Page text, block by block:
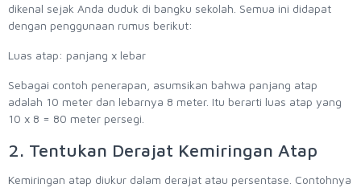
dikenal sejak Anda duduk di bangku sekolah. Semua ini didapat
dengan penggunaan rumus berikut:
Luas atap: panjang x lebar
Sebagai contoh penerapan, asumsikan bahwa panjang atap
adalah 10 meter dan lebarnya 8 meter. Itu berarti luas atap yang
10 x 8 = 80 meter persegi.
2. Tentukan Derajat Kemiringan Atap
Kemiringan atap diukur dalam derajat atau persentase. Contohnya